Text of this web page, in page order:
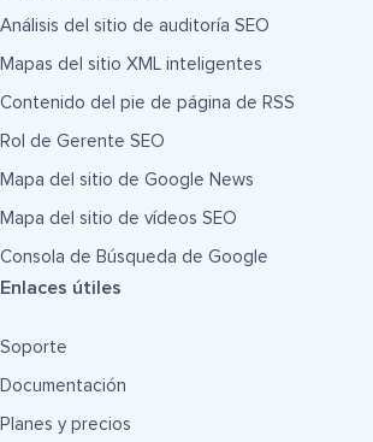
Análisis del sitio de auditoría SEO
Mapas del sitio XML inteligentes
Contenido del pie de página de RSS
Rol de Gerente SEO
Mapa del sitio de Google News
Mapa del sitio de vídeos SEO
Consola de Búsqueda de Google
Enlaces útiles
Soporte
Documentación
Planes y precios